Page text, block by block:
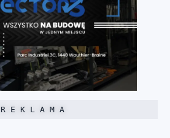
R E K L A M A